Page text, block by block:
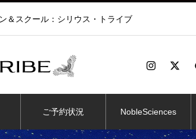
＆スクール：シリウス・トライブ
ご予約状況 NobleSciences